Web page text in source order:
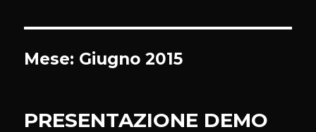
Mese: Giugno 2015
PRESENTAZIONE DEMO